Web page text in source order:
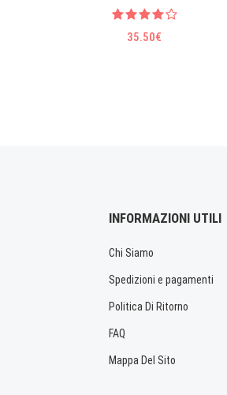
35.50€
INFORMAZIONI UTILI
Chi Siamo
Spedizioni e pagamenti
Politica Di Ritorno
FAQ
Mappa Del Sito